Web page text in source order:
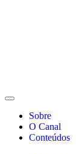
Sobre
O Canal
Conteúdos